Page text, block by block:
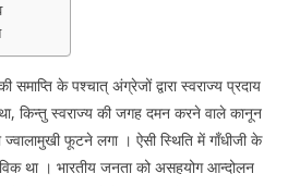
समाप्ति के पश्चात् अंग्रेजों द्वारा स्वराज्य प्रदाय
किन्तु स्वराज्य की जगह दमन करने वाले कानून
फूटने लगा । ऐसी स्थिति में गाँधीजी के
था । भारतीय जनता को असहयोग आन्दोलन